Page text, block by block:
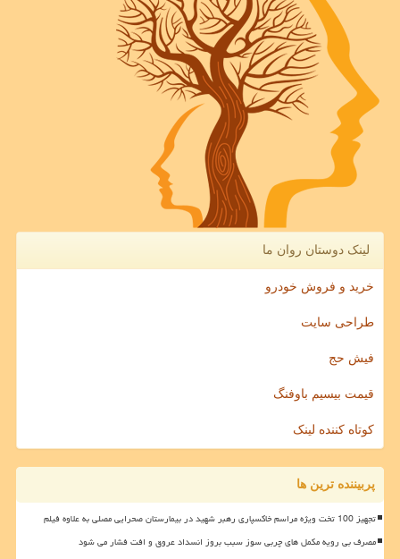
لینک دوستان روان ما
خرید و فروش خودرو
طراحی سایت
فیش حج
قیمت بیسیم باوفنگ
کوتاه کننده لینک
پربیننده ترین ها
تجهیز 100 تخت ویژه مراسم خاکسپاری رهبر شهید در بیمارستان صحرایی مصلی به علاوه فیلم
مصرف بی رویه مکمل های چربی سوز سبب بروز انسداد عروق و افت فشار می شود